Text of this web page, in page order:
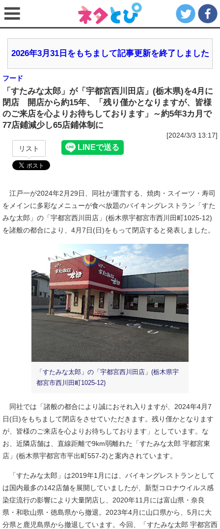
2026年3月31日をもちまして記事更新を終了しました
フード
「すたみな太郎」が「宇都宮西川田店」(栃木県)を4月に
閉店 開店から約15年、「残り僅かとなりますが、皆様
のご来店を心よりお待ちしております」～約5年3カ月で
77店鋪減少し65店鋪体制に
[2024/3/3 13:17]
リスト
江戸一が2024年2月29日、同社が運営する、焼肉・スイーツ・寿司
をメインに多彩なメニューが食べ放題のバイキングレストラン「すた
みな太郎」の「宇都宮西川田店」(栃木県宇都宮市西川田町1025-12)
を諸般の都合により、4月7日(日)をもって閉店すると発表しました。
「すたみな太郎」の「宇都宮西川田店」(栃木県宇
都宮市西川田町1025-12)
同社では「諸般の都合により誠におそれ入りますが、2024年4月7
日(日)をもちまして閉店をさせていただきます。残り僅かとなります
が、皆様のご来店を心よりお待ちしております」としています。な
お、近隣店舗は、直線距離で9km弱離れた「すたみな太郎 宇都宮東
店」(栃木県宇都宮市平出町557-2)と案内されています。
「すたみな太郎」は2019年1月には、バイキングレストランとして
は国内最多の142店舗を展開していましたが、新型コロナウイルス感
染症流行の影響により大量閉店し、2020年11月には富山県・奈良
県・和歌山県・徳島県から撤退。2023年4月に山口県から、5月に大
分県と鹿児島県から撤退しています。今回、「すたみな太郎 宇都宮西